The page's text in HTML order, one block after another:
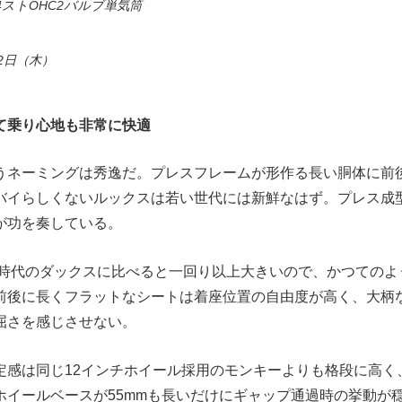
トOHC2バルブ単気筒
（木）
乗り心地も非常に快適
ネーミングは秀逸だ。プレスフレームが形作る長い胴体に前
イらしくないルックスは若い世代には新鮮なはず。プレス成
を奏している。
代のダックスに比べると一回り以上大きいので、かつての
後に長くフラットなシートは着座位置の自由度が高く、大柄
を感じさせない。
感は同じ12インチホイール採用のモンキーよりも格段に高く
イールベースが55mmも長いだけにギャップ通過時の挙動が